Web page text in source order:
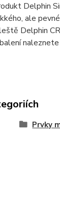
Delphin
ale
Delphin
Prvky